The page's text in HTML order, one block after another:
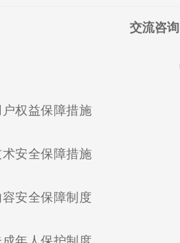
交流咨询
权益保障措施(current)
安全保障措施(current)
安全保障制度
年人保护制度